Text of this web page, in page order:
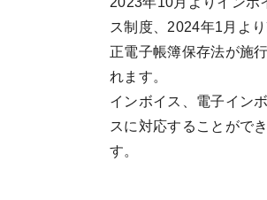
ス制度、2024年1月よ
正電子帳簿保存法が施
れます。
インボイス、電子イン
スに対応することがで
す。